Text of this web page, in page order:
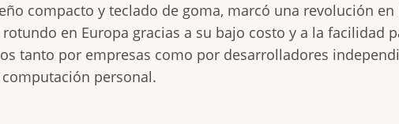
compacto y teclado de goma, marcó una revolución
en Europa gracias a su bajo costo y a la facilidad
tanto por empresas como por desarrolladores
personal.